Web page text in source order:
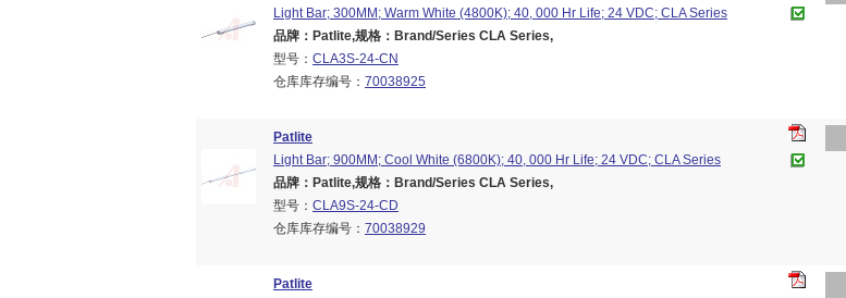
Light Bar; 300MM; Warm White (4800K); 40, 000 Hr Life; 24 VDC; CLA Series
品牌：Patlite,规格：Brand/Series CLA Series,
型号： CLA3S-24-CN
仓库库存编号： 70038925
Patlite
Light Bar; 900MM; Cool White (6800K); 40, 000 Hr Life; 24 VDC; CLA Series
品牌：Patlite,规格：Brand/Series CLA Series,
型号： CLA9S-24-CD
仓库库存编号： 70038929
Patlite